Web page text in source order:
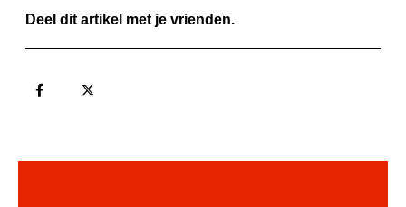
Deel dit artikel met je vrienden.